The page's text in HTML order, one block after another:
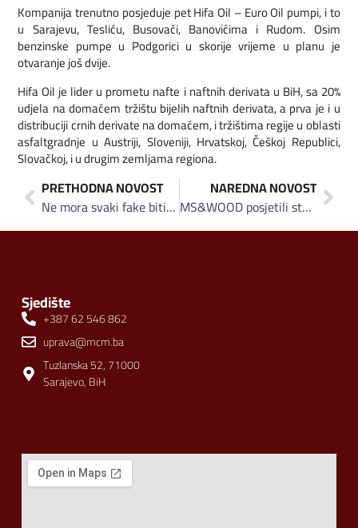
Kompanija trenutno posjeduje pet Hifa Oil – Euro Oil pumpi, i to
u Sarajevu, Tesliću, Busovači, Banovićima i Rudom. Osim
benzinske pumpe u Podgorici u skorije vrijeme u planu je
otvaranje još dvije.
Hifa Oil je lider u prometu nafte i naftnih derivata u BiH, sa 20%
udjela na domaćem tržištu bijelih naftnih derivata, a prva je i u
distribuciji crnih derivate na domaćem, i tržištima regije u oblasti
asfaltgradnje u Austriji, Sloveniji, Hrvatskoj, Češkoj Republici,
Slovačkoj, i u drugim zemljama regiona.
PRETHODNA NOVOST
Ne mora svaki fake biti pogrešan: Nazire li se kraj političkoj korektnosti i u oglašavanju
NAREDNA NOVOST
MS&WOOD posjetili studenti i profesori Mašinskog fakulteta u Sarajevu
Sjedište
+387 62 546 862
uprava@mcm.ba
Tuzlanska 52, 71000
Sarajevo, BiH